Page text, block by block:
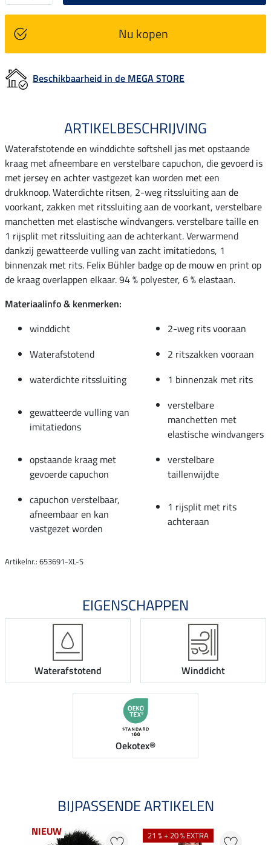
Nu kopen
Beschikbaarheid in de MEGA STORE
ARTIKELBESCHRIJVING
Waterafstotende en winddichte softshell jas met opstaande
kraag met afneembare en verstelbare capuchon, die gevoerd is
met jersey en achter vastgezet kan worden met een
drukknoop. Waterdichte ritsen, 2-weg ritssluiting aan de
voorkant, zakken met ritssluiting aan de voorkant, verstelbare
manchetten met elastische windvangers. verstelbare taille en
1 rijsplit met ritssluiting aan de achterkant. Verwarmend
dankzij gewatteerde vulling van zacht imitatiedons, 1
binnenzak met rits. Felix Bühler badge op de mouw en print op
de kraag overlappen elkaar. 94 % polyester, 6 % elastaan.
Materiaalinfo & kenmerken:
winddicht
2-weg rits vooraan
Waterafstotend
2 ritszakken vooraan
waterdichte ritssluiting
1 binnenzak met rits
gewatteerde vulling van
imitatiedons
verstelbare
manchetten met
elastische windvangers
opstaande kraag met
gevoerde capuchon
verstelbare
taillenwijdte
capuchon verstelbaar,
afneembaar en kan
vastgezet worden
1 rijsplit met rits
achteraan
Artikelnr.: 653691-XL-S
EIGENSCHAPPEN
Waterafstotend Winddicht
Oekotex®
BIJPASSENDE ARTIKELEN
NIEUW 21 % + 20 % EXTRA